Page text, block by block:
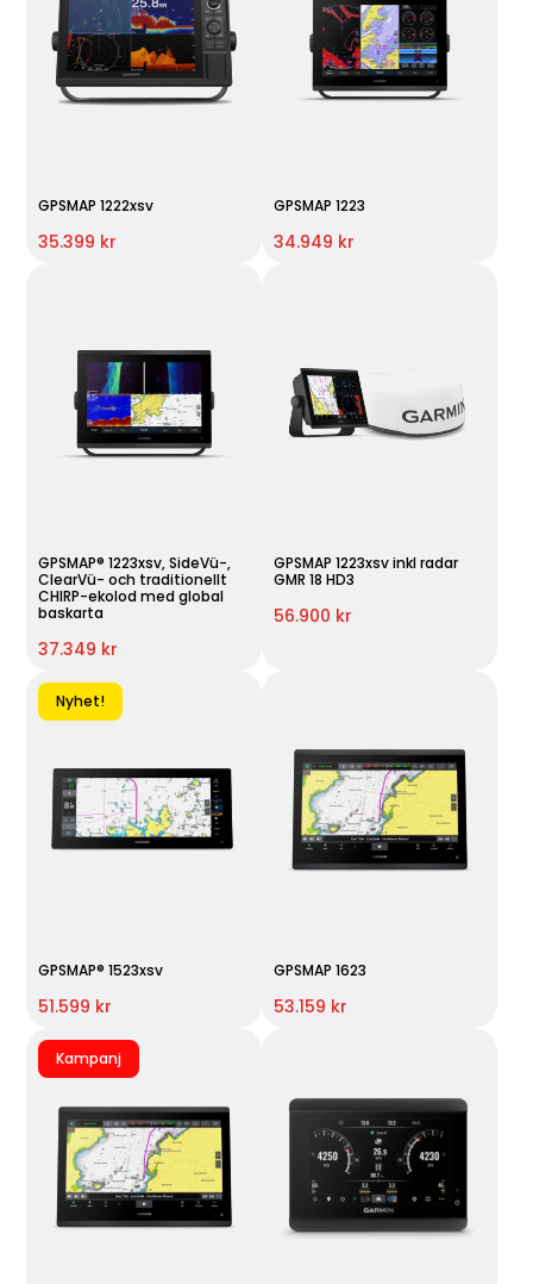
GPSMAP 1222xsv
35.399 kr
GPSMAP 1223
34.949 kr
GPSMAP® 1223xsv, SideVü-,
ClearVü- och traditionellt
CHIRP-ekolod med global
baskarta
37.349 kr
GPSMAP 1223xsv inkl radar
GMR 18 HD3
56.900 kr
Nyhet!
GPSMAP® 1523xsv
51.599 kr
GPSMAP 1623
53.159 kr
Kampanj